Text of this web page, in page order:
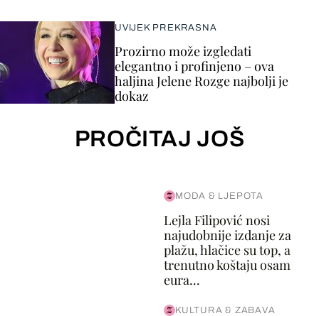
UVIJEK PREKRASNA
Prozirno može izgledati
elegantno i profinjeno – ova
haljina Jelene Rozge najbolji je
dokaz
PROČITAJ JOŠ
MODA & LJEPOTA
Lejla Filipović nosi
najudobnije izdanje za
plažu, hlačice su top, a
trenutno koštaju osam
eura...
KULTURA & ZABAVA